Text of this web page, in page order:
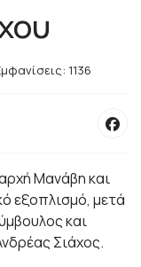
1136
Μανάβη και
εξοπλισμό, μετά
και
Σιάχος.